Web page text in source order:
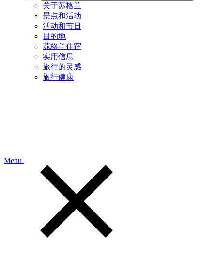
关于苏格兰
景点和活动
活动和节日
目的地
苏格兰住宿
实用信息
旅行的灵感
旅行健康
Menu